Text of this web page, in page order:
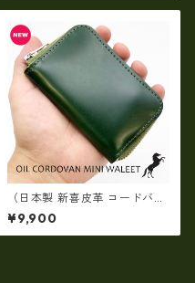
（日本製 新喜皮革 コードバ
ン）オイルコードバンラウン
ドファスナーミニ財布 tc-049
0
¥9,900